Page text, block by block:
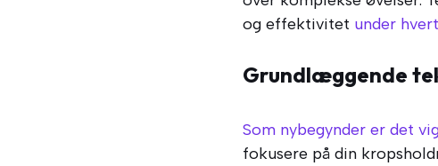
og effektivitet under
Grundlæggende
Som nybegynder er det
fokusere på din